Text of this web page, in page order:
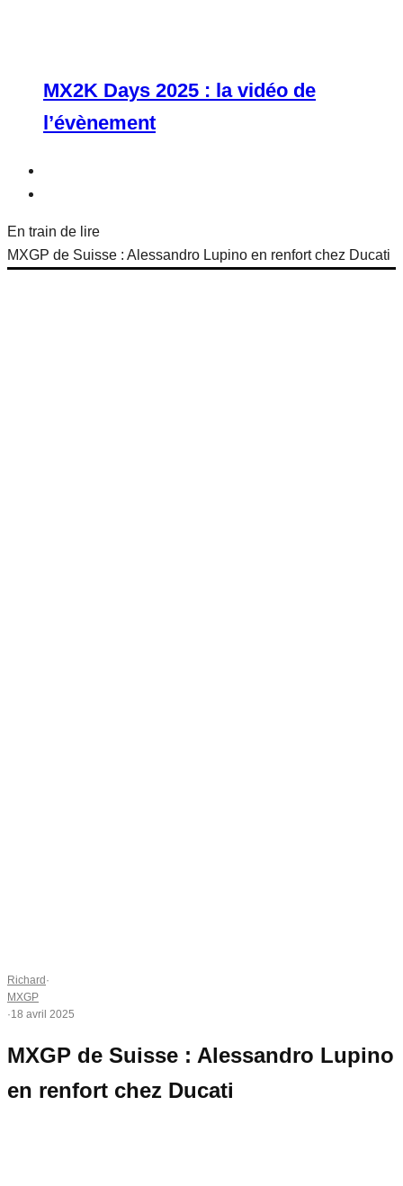
MX2K Days 2025 : la vidéo de
l’évènement
En train de lire
MXGP de Suisse : Alessandro Lupino en renfort chez Ducati
Richard ·
MXGP
·18 avril 2025
MXGP de Suisse : Alessandro Lupino
en renfort chez Ducati